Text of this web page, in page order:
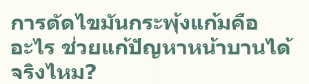
การตัดไขมันกระพุ้งแก้มคือ
อะไร ช่วยแก้ปัญหาหน้าบานได้
จริงไหม?